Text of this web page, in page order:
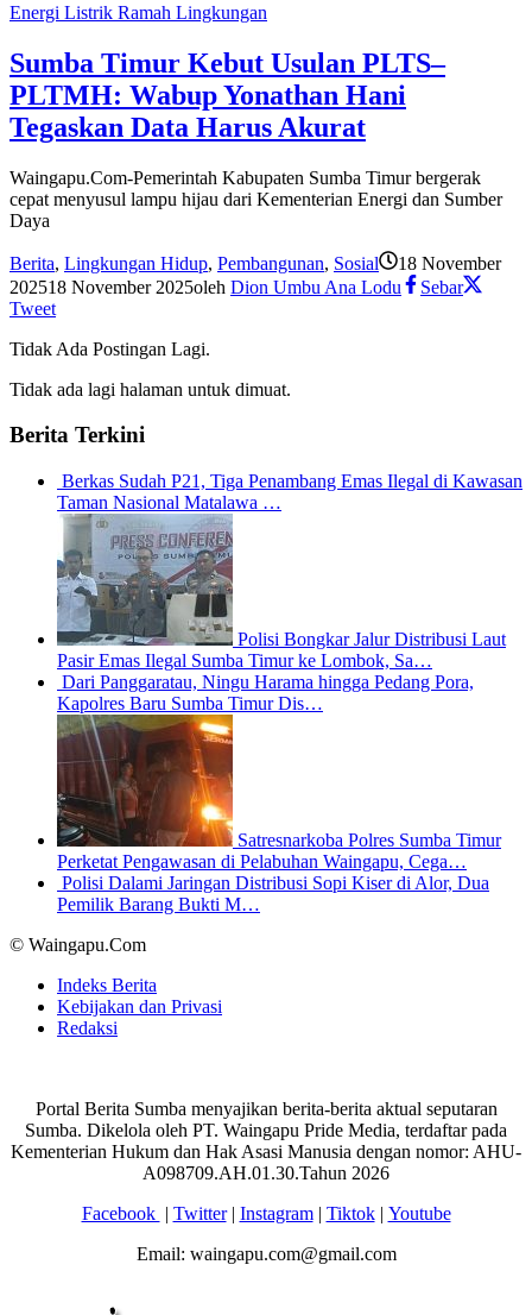
Energi Listrik Ramah Lingkungan
Sumba Timur Kebut Usulan PLTS–
PLTMH: Wabup Yonathan Hani
Tegaskan Data Harus Akurat
Waingapu.Com-Pemerintah Kabupaten Sumba Timur bergerak
cepat menyusul lampu hijau dari Kementerian Energi dan Sumber
Daya
Berita, Lingkungan Hidup, Pembangunan, Sosial
18 November
202518 November 2025oleh Dion Umbu Ana Lodu
Sebar
Tweet
Tidak Ada Postingan Lagi.
Tidak ada lagi halaman untuk dimuat.
Berita Terkini
Berkas Sudah P21, Tiga Penambang Emas Ilegal di Kawasan
Taman Nasional Matalawa …
Polisi Bongkar Jalur Distribusi Laut
Pasir Emas Ilegal Sumba Timur ke Lombok, Sa…
Dari Panggaratau, Ningu Harama hingga Pedang Pora,
Kapolres Baru Sumba Timur Dis…
Satresnarkoba Polres Sumba Timur
Perketat Pengawasan di Pelabuhan Waingapu, Cega…
Polisi Dalami Jaringan Distribusi Sopi Kiser di Alor, Dua
Pemilik Barang Bukti M…
© Waingapu.Com
Indeks Berita
Kebijakan dan Privasi
Redaksi
Portal Berita Sumba menyajikan berita-berita aktual seputaran
Sumba. Dikelola oleh PT. Waingapu Pride Media, terdaftar pada
Kementerian Hukum dan Hak Asasi Manusia dengan nomor: AHU-
A098709.AH.01.30.Tahun 2026
Facebook | Twitter| Instagram| Tiktok| Youtube
Email: waingapu.com@gmail.com